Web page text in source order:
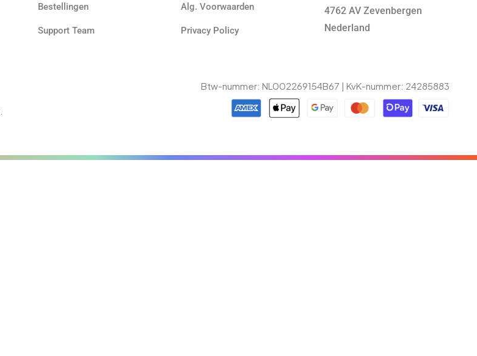
Bestellingen
Support Team
Alg. Voorwaarden
Privacy Policy
4762 AV Zevenbergen
Nederland
Btw-nummer: NL002269154B67 | KvK-nummer: 24285883